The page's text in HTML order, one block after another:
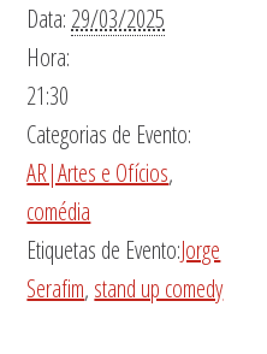
Data: 29/03/2025
Hora:
21:30
Categorias de Evento:
AR|Artes e Ofícios,
comédia
Etiquetas de Evento:Jorge
Serafim, stand up comedy